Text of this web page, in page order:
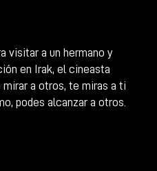
visitar a un hermano y
en Irak, el cineasta
a otros, te miras a ti
podes alcanzar a otros.